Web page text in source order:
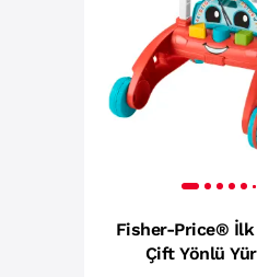
Fisher-Price® İlk
Çift Yönlü